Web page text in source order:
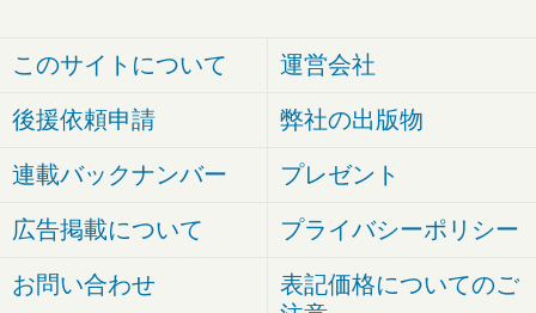
このサイトについて 運営会社
後援依頼申請 弊社の出版物
連載バックナンバー プレゼント
広告掲載について プライバシーポリシー
お問い合わせ
表記価格についてのご